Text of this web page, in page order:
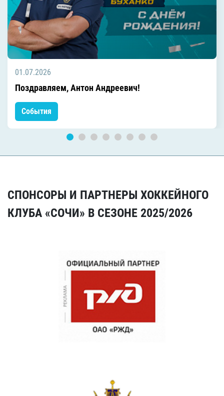
01.07.2026
Поздравляем, Антон Андреевич!
События
СПОНСОРЫ И ПАРТНЕРЫ ХОККЕЙНОГО
КЛУБА «СОЧИ» В СЕЗОНЕ 2025/2026